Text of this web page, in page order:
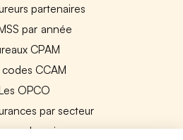
partenaires
par année
CPAM
codes CCAM
OPCO
par secteur
de soins